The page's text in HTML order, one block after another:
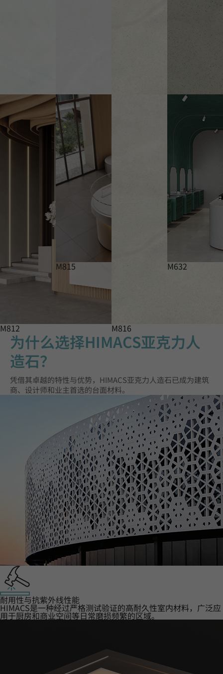
M812
M815
M816
M632
为什么选择HIMACS亚克力人
造石？
凭借其卓越的特性与优势，HIMACS亚克力人造石已成为建筑
商、设计师和业主首选的台面材料。
耐用性与抗紫外线性能
HIMACS是一种经过严格测试验证的高耐久性室内材料，广泛应
用于厨房和商业空间等日常磨损频繁的区域。